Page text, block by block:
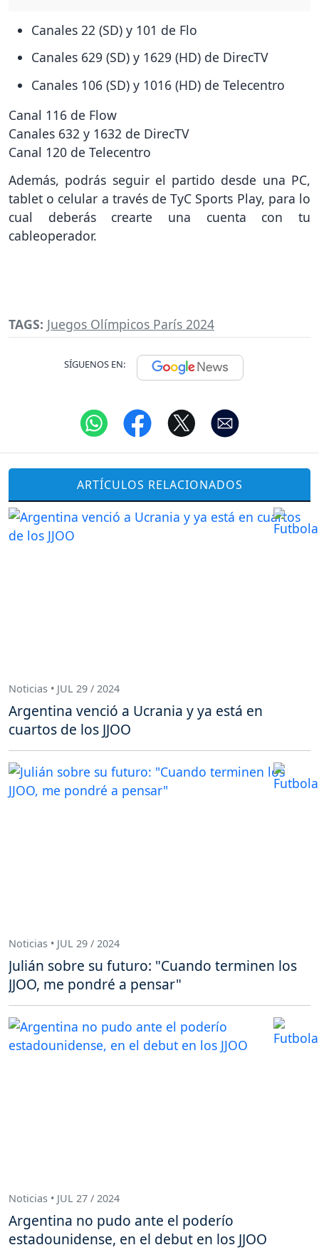
Canales 22 (SD) y 101 de Flo
Canales 629 (SD) y 1629 (HD) de DirecTV
Canales 106 (SD) y 1016 (HD) de Telecentro
Canal 116 de Flow
Canales 632 y 1632 de DirecTV
Canal 120 de Telecentro
Además, podrás seguir el partido desde una PC,
tablet o celular a través de TyC Sports Play, para lo
cual deberás crearte una cuenta con tu
cableoperador.
TAGS: Juegos Olímpicos París 2024
SÍGUENOS EN:
ARTÍCULOS RELACIONADOS
Noticias • JUL 29 / 2024
Argentina venció a Ucrania y ya está en
cuartos de los JJOO
Noticias • JUL 29 / 2024
Julián sobre su futuro: "Cuando terminen los
JJOO, me pondré a pensar"
Noticias • JUL 27 / 2024
Argentina no pudo ante el poderío
estadounidense, en el debut en los JJOO